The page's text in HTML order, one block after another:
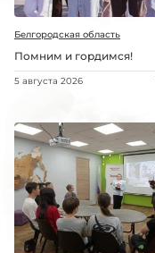
Белгородская область
Помним и гордимся!
5 августа 2026